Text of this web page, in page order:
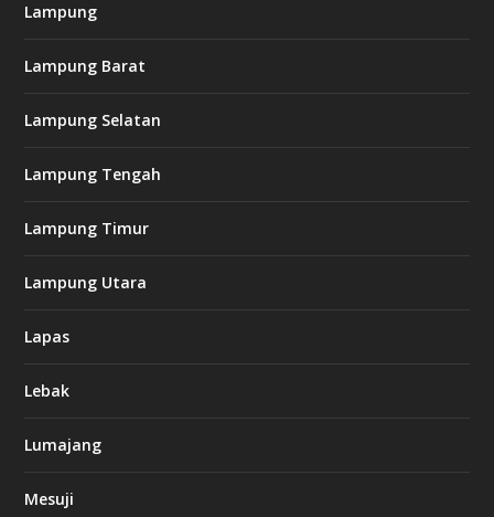
Lampung
Lampung Barat
Lampung Selatan
Lampung Tengah
Lampung Timur
Lampung Utara
Lapas
Lebak
Lumajang
Mesuji